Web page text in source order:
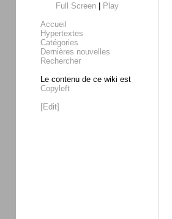
Full Screen|
Play
Accueil
Hypertextes
Catégories
Dernières nouvelles
Rechercher
Le contenu de ce wiki est
Copyleft
[Edit]